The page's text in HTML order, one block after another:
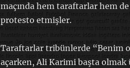
maçında hem taraftarlar hem
protesto etmişler.
Taraftarlar tribünlerde “Benim
açarken, Ali Karimi başta olmak